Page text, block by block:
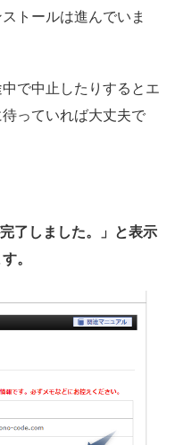
トールは進んでいま
で中止したりするとエ
っていれば大丈夫で
了しました。」と表示
。